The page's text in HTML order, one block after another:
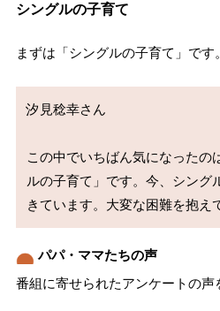
シングルの子育て
まずは「シングルの子育て」です。
汐見稔幸さん
この中でいちばん気になったの
ルの子育て」です。今、シング
パパ・ママたちの声
番組に寄せられたアンケートの声